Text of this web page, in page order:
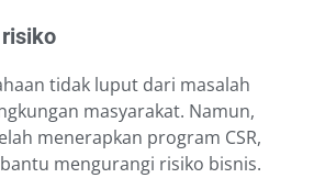
tidak luput dari masalah
masyarakat. Namun,
menerapkan program CSR,
mengurangi risiko bisnis.